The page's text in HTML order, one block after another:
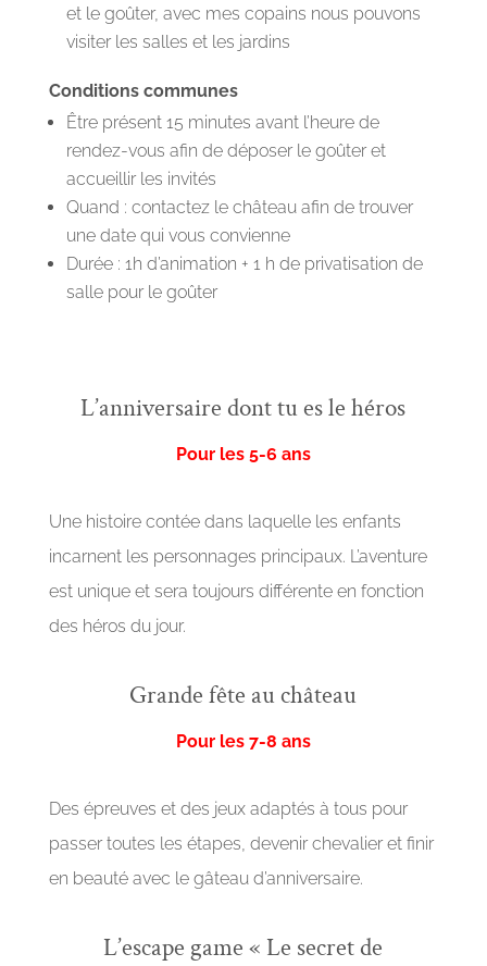
et le goûter, avec mes copains nous pouvons
visiter les salles et les jardins
Conditions communes
Être présent 15 minutes avant l’heure de
rendez-vous afin de déposer le goûter et
accueillir les invités
Quand : contactez le château afin de trouver
une date qui vous convienne
Durée : 1h d’animation + 1 h de privatisation de
salle pour le goûter
L’anniversaire dont tu es le héros
Pour les 5-6 ans
Une histoire contée dans laquelle les enfants
incarnent les personnages principaux. L’aventure
est unique et sera toujours différente en fonction
des héros du jour.
Grande fête au château
Pour les 7-8 ans
Des épreuves et des jeux adaptés à tous pour
passer toutes les étapes, devenir chevalier et finir
en beauté avec le gâteau d’anniversaire.
L’escape game « Le secret de